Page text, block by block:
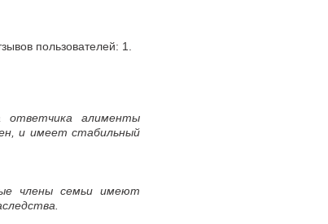
пользователей: 1
ответчика алименты
и имеет стабильный
члены семьи имеют